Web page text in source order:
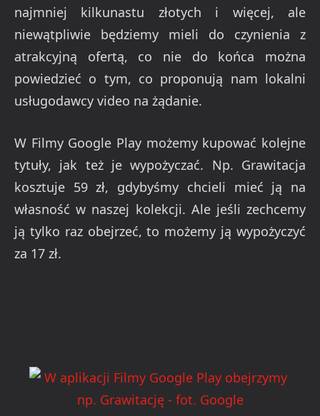
najmniej kilkunastu złotych i więcej, ale
niewątpliwie będziemy mieli do czynienia z
atrakcyjną ofertą, co nie do końca można
powiedzieć o tym, co proponują nam lokalni
usługodawcy video na żądanie.
W Filmy Google Play możemy kupować kolejne
tytuły, jak też je wypożyczać. Np. Grawitacja
kosztuje 59 zł, gdybyśmy chcieli mieć ją na
własność w naszej kolekcji. Ale jeśli zechcemy
ją tylko raz obejrzeć, to możemy ją wypożyczyć
za 17 zł.